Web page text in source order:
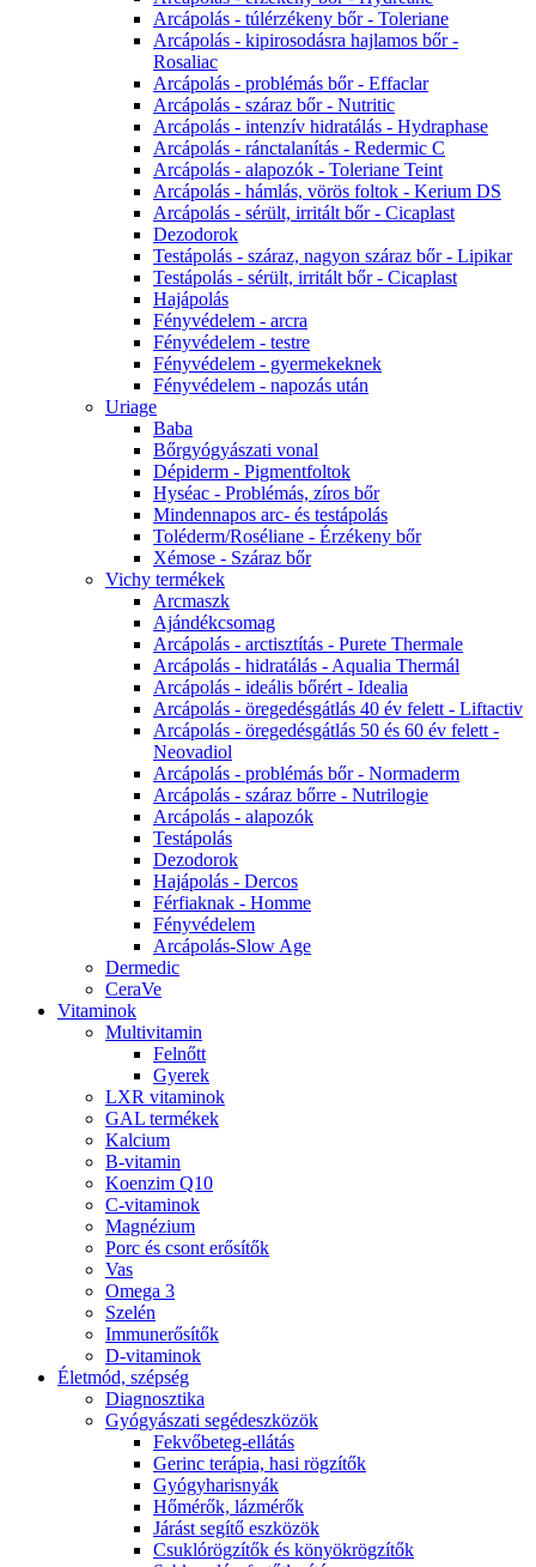
Arcápolás - túlérzékeny bőr - Toleriane
Arcápolás - kipirosodásra hajlamos bőr -
Rosaliac
Arcápolás - problémás bőr - Effaclar
Arcápolás - száraz bőr - Nutritic
Arcápolás - intenzív hidratálás - Hydraphase
Arcápolás - ránctalanítás - Redermic C
Arcápolás - alapozók - Toleriane Teint
Arcápolás - hámlás, vörös foltok - Kerium DS
Arcápolás - sérült, irritált bőr - Cicaplast
Dezodorok
Testápolás - száraz, nagyon száraz bőr - Lipikar
Testápolás - sérült, irritált bőr - Cicaplast
Hajápolás
Fényvédelem - arcra
Fényvédelem - testre
Fényvédelem - gyermekeknek
Fényvédelem - napozás után
Uriage
Baba
Bőrgyógyászati vonal
Dépiderm - Pigmentfoltok
Hyséac - Problémás, zíros bőr
Mindennapos arc- és testápolás
Toléderm/Roséliane - Érzékeny bőr
Xémose - Száraz bőr
Vichy termékek
Arcmaszk
Ajándékcsomag
Arcápolás - arctisztítás - Purete Thermale
Arcápolás - hidratálás - Aqualia Thermál
Arcápolás - ideális bőrért - Idealia
Arcápolás - öregedésgátlás 40 év felett - Liftactiv
Arcápolás - öregedésgátlás 50 és 60 év felett -
Neovadiol
Arcápolás - problémás bőr - Normaderm
Arcápolás - száraz bőrre - Nutrilogie
Arcápolás - alapozók
Testápolás
Dezodorok
Hajápolás - Dercos
Férfiaknak - Homme
Fényvédelem
Arcápolás-Slow Age
Dermedic
CeraVe
Vitaminok
Multivitamin
Felnőtt
Gyerek
LXR vitaminok
GAL termékek
Kalcium
B-vitamin
Koenzim Q10
C-vitaminok
Magnézium
Porc és csont erősítők
Vas
Omega 3
Szelén
Immunerősítők
D-vitaminok
Életmód, szépség
Diagnosztika
Gyógyászati segédeszközök
Fekvőbeteg-ellátás
Gerinc terápia, hasi rögzítők
Gyógyharisnyák
Hőmérők, lázmérők
Járást segítő eszközök
Csuklórögzítők és könyökrögzítők